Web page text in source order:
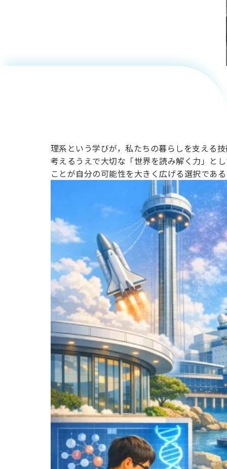
という選
年生向
け）
理系という学びが，私たちの暮らしを支える
考えるうえで大切な「世界を読み解く力」と
ことが自分の可能性を大きく広げる選択であ